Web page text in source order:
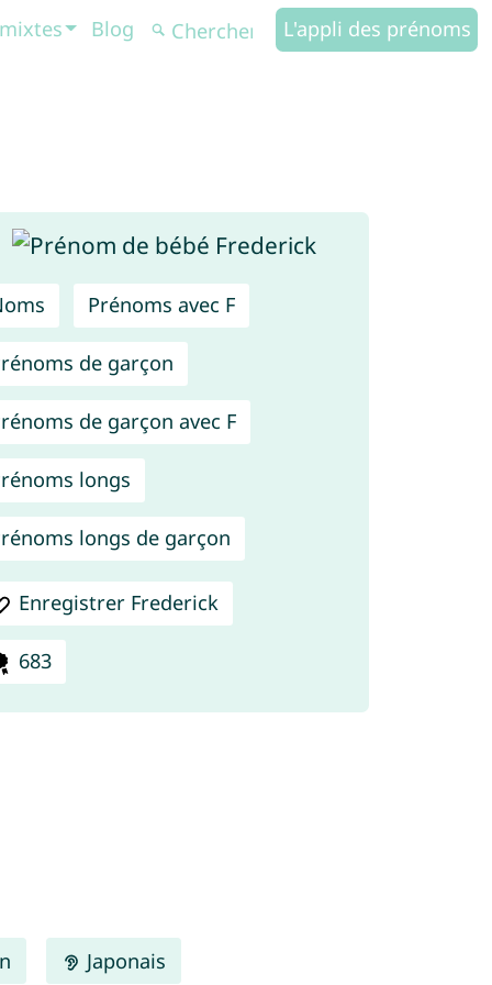
Blog L'appli des prénoms
Prénoms avec F
de garçon
de garçon avec F
longs
longs de garçon
Enregistrer Frederick
683
Japonais